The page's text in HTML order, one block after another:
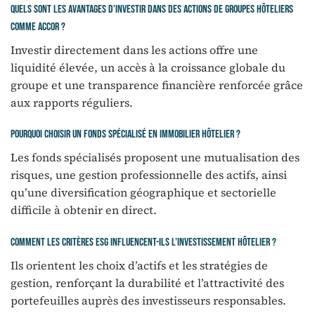
Quels sont les avantages d’investir dans des actions de groupes hôteliers
comme Accor ?
Investir directement dans les actions offre une
liquidité élevée, un accès à la croissance globale du
groupe et une transparence financière renforcée grâce
aux rapports réguliers.
Pourquoi choisir un fonds spécialisé en immobilier hôtelier ?
Les fonds spécialisés proposent une mutualisation des
risques, une gestion professionnelle des actifs, ainsi
qu’une diversification géographique et sectorielle
difficile à obtenir en direct.
Comment les critères ESG influencent-ils l’investissement hôtelier ?
Ils orientent les choix d’actifs et les stratégies de
gestion, renforçant la durabilité et l’attractivité des
portefeuilles auprès des investisseurs responsables.